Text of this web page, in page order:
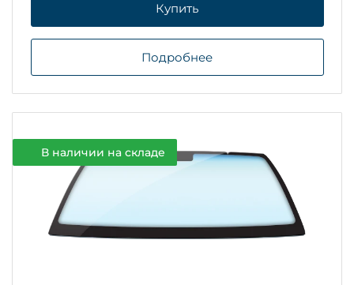
Купить
Подробнее
В наличии на складе